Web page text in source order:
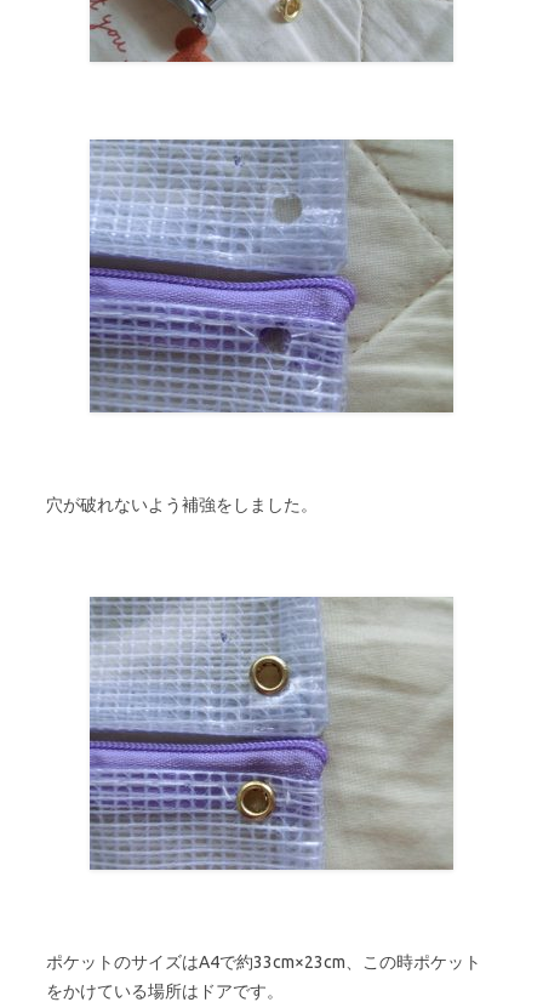
穴が破れないよう補強をしました。
ポケットのサイズはA4で約33cm×23cm、この時ポケット
をかけている場所はドアです。